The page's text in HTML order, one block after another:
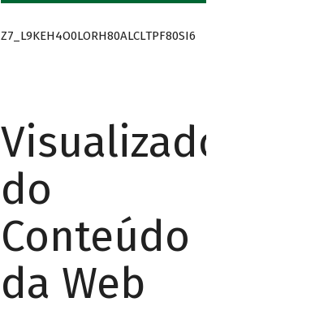
Z7_L9KEH4O0LORH80ALCLTPF80SI6
Visualizador
do
Conteúdo
da Web